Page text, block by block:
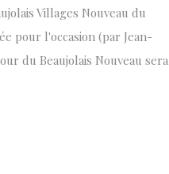
Villages Nouveau du
pour l'occasion (par Jean-
du Beaujolais Nouveau sera